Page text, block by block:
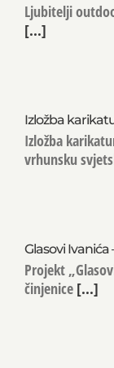
Ljubitelji
[...]
Izložba
Izložba
vrhunsku
Glasovi Ivanića
Projekt
činjenice [...]